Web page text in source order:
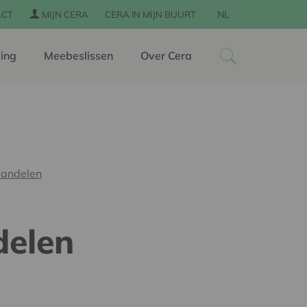
MIJN CERA CERA IN MIJN BUURT NL
Meebeslissen Over Cera